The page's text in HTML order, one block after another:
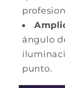
ángulo
punto.